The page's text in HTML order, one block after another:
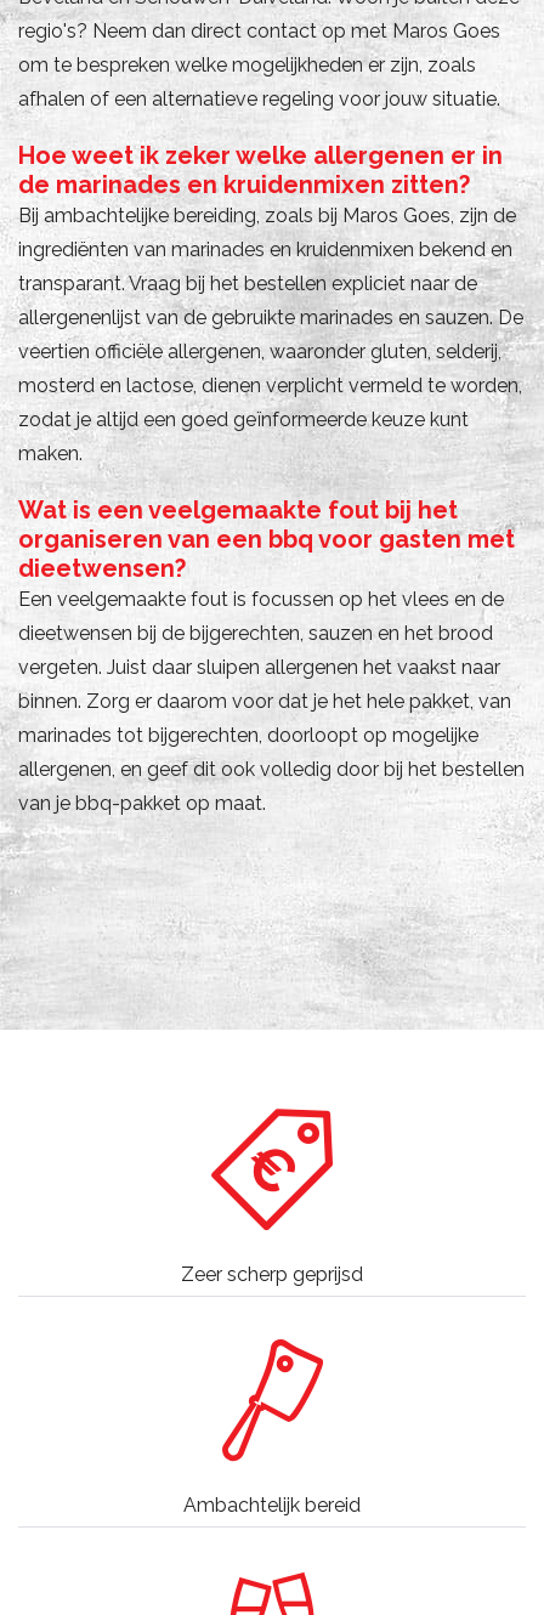
regio's? Neem dan direct contact op met Maros Goes
om te bespreken welke mogelijkheden er zijn, zoals
afhalen of een alternatieve regeling voor jouw situatie.
Hoe weet ik zeker welke allergenen er in
de marinades en kruidenmixen zitten?
Bij ambachtelijke bereiding, zoals bij Maros Goes, zijn de
ingrediënten van marinades en kruidenmixen bekend en
transparant. Vraag bij het bestellen expliciet naar de
allergenenlijst van de gebruikte marinades en sauzen. De
veertien officiële allergenen, waaronder gluten, selderij,
mosterd en lactose, dienen verplicht vermeld te worden,
zodat je altijd een goed geïnformeerde keuze kunt
maken.
Wat is een veelgemaakte fout bij het
organiseren van een bbq voor gasten met
dieetwensen?
Een veelgemaakte fout is focussen op het vlees en de
dieetwensen bij de bijgerechten, sauzen en het brood
vergeten. Juist daar sluipen allergenen het vaakst naar
binnen. Zorg er daarom voor dat je het hele pakket, van
marinades tot bijgerechten, doorloopt op mogelijke
allergenen, en geef dit ook volledig door bij het bestellen
van je bbq-pakket op maat.
Zeer scherp geprijsd
Ambachtelijk bereid